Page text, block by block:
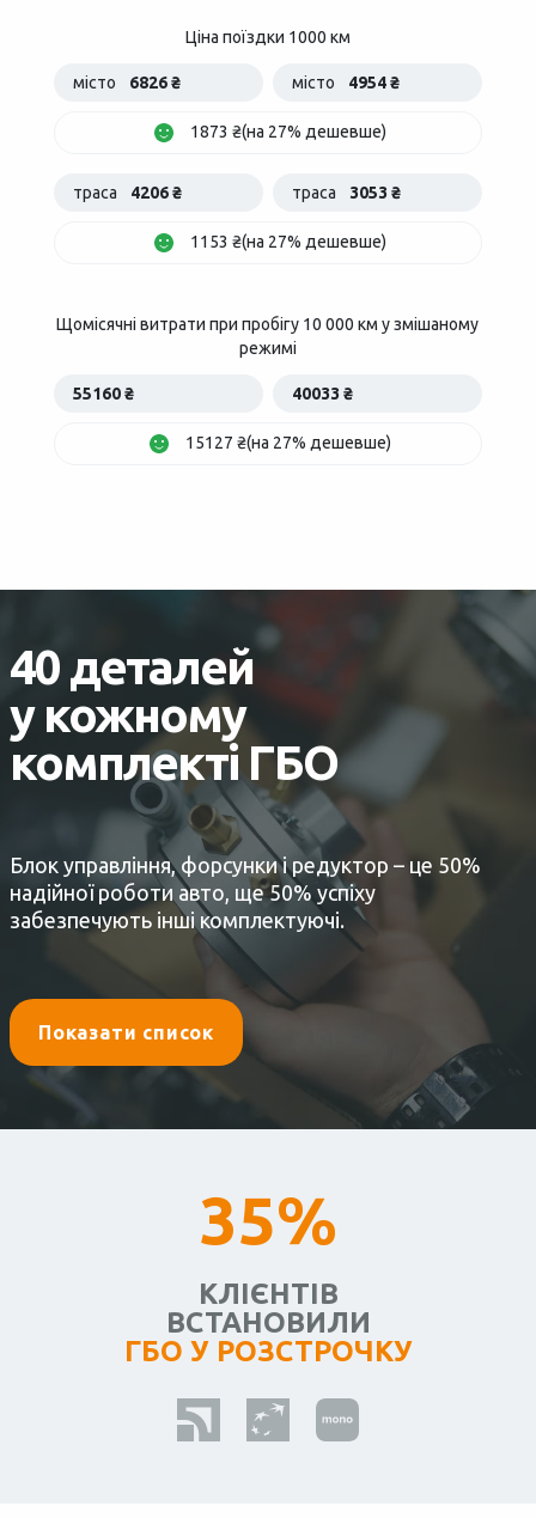
Ціна поїздки 1000 км
місто 6826 ₴ місто 4954 ₴
1873 ₴(на 27% дешевше)
траса 4206 ₴ траса 3053 ₴
1153 ₴(на 27% дешевше)
Щомісячні витрати при пробігу 10 000 км у змішаному
режимі
55160 ₴ 40033 ₴
15127 ₴(на 27% дешевше)
40 деталей
у кожному
комплекті ГБО
Блок управління, форсунки і редуктор – це 50%
надійної роботи авто, ще 50% успіху
забезпечують інші комплектуючі.
Показати список
35%
КЛІЄНТІВ
ВСТАНОВИЛИ
ГБО У РОЗСТРОЧКУ